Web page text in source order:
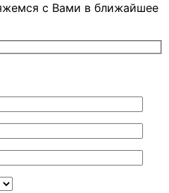
с Вами в ближайшее